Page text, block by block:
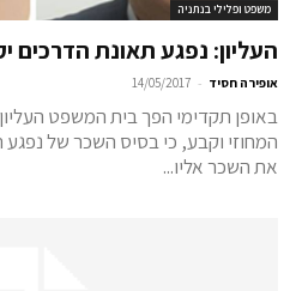
משפט ופלילי בנתניה
העליון: נפגע תאונת הדרכים
אופירה חסיד -
14/05/2017
באופן תקדימי הפך בית המשפט
המחוזי וקבע, כי בסיס השכר של
את השכר אליו...